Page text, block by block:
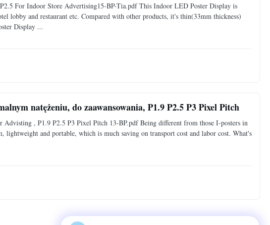
For Indoor Store Advertising15-BP-Tia.pdf This Indoor LED Poster Display is
lobby and restaurant etc. Compared with other products, it's thin(33mm thickness)
Display ...
natężeniu, do zaawansowania, P1.9 P2.5 P3 Pixel Pitch
, P1.9 P2.5 P3 Pixel Pitch 13-BP.pdf Being different from those I-posters in
and portable, which is much saving on transport cost and labor cost. What's